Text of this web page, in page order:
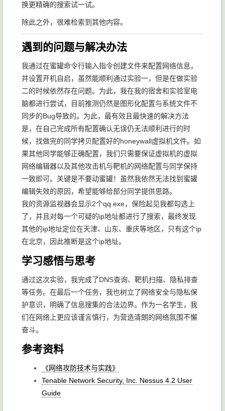
换更精确的搜索试一试。
除此之外，很难检索到其他内容。
遇到的问题与解决办法
我通过在蜜罐命令行输入指令创建文件来配置网络信息，
并设置开机自启，虽然能顺利通过实验一，但是在做实验
二的时候依然存在问题。为此，我在我的宿舍和实验室电
脑都进行尝试，目前推测仍然是图形化配置与系统文件不
同步的Bug导致的。为此，最有效且最快速的解决方法
是，在自己完成所有配置确认无误仍无法顺利进行的时
候，找做完的同学拷贝配置好的honeywall虚拟机文件。如
果其他同学能够正确配置，我们只需要保证虚拟机的虚拟
网络编辑器以及其他攻击机与靶机的网络配置与同学保持
一致即可。关键是不要动蜜罐！虽然我依然无法找到蜜罐
编辑失效的原因，希望能够给部分同学提供思路。
我的资源监视器会显示2个qq.exe，保险起见我都勾选上
了，并且对每一个可疑的ip地址都进行了搜索，最终发现
其他的ip地址定位在天津、山东、重庆等地区，只有这个ip
在北京，因此推断是这个ip地址。
学习感悟与思考
通过这次实验，我完成了DNS查询、靶机扫描、隐私排查
等任务。在最后一个任务，我也树立了网络安全与隐私保
护意识，明确了信息搜集的合法边界。作为一名学生，我
们在网络上更应该谨言慎行，为营造清朗的网络氛围不懈
奋斗。
参考资料
《网络攻防技术与实践》
Tenable Network Security, Inc. Nessus 4.2 User
Guide